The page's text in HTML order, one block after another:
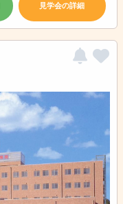
見学会の詳細